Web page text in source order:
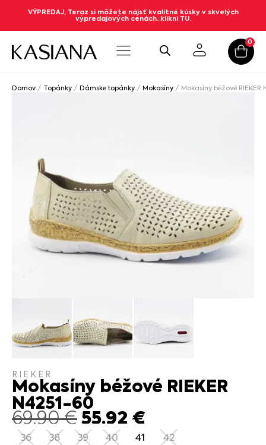
VÝPREDAJ, Teraz si môžete nájsť kvalitné kúsky v skvelých
výpredajových cenách. klikni TU.
0
Domov / Topánky / Dámske topánky / Mokasíny / Mokasíny béžové RIEKER
RIEKER
Mokasíny béžové RIEKER
N4251-60
69.90€55.92 €
36 38 39 40 41 42